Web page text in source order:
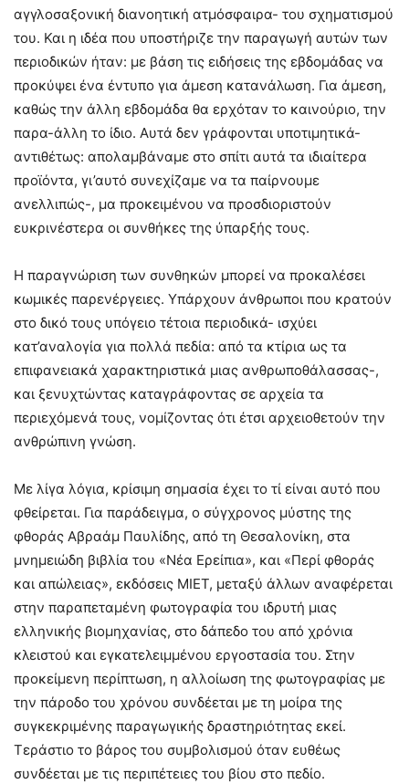
αγγλοσαξονική διανοητική ατμόσφαιρα- του σχηματισμού
του. Και η ιδέα που υποστήριζε την παραγωγή αυτών των
περιοδικών ήταν: με βάση τις ειδήσεις της εβδομάδας να
προκύψει ένα έντυπο για άμεση κατανάλωση. Για άμεση,
καθώς την άλλη εβδομάδα θα ερχόταν το καινούριο, την
παρα-άλλη το ίδιο. Αυτά δεν γράφονται υποτιμητικά-
αντιθέτως: απολαμβάναμε στο σπίτι αυτά τα ιδιαίτερα
προϊόντα, γι’αυτό συνεχίζαμε να τα παίρνουμε
ανελλιπώς-, μα προκειμένου να προσδιοριστούν
ευκρινέστερα οι συνθήκες της ύπαρξής τους.
Η παραγνώριση των συνθηκών μπορεί να προκαλέσει
κωμικές παρενέργειες. Υπάρχουν άνθρωποι που κρατούν
στο δικό τους υπόγειο τέτοια περιοδικά- ισχύει
κατ’αναλογία για πολλά πεδία: από τα κτίρια ως τα
επιφανειακά χαρακτηριστικά μιας ανθρωποθάλασσας-,
και ξενυχτώντας καταγράφοντας σε αρχεία τα
περιεχόμενά τους, νομίζοντας ότι έτσι αρχειοθετούν την
ανθρώπινη γνώση.
Με λίγα λόγια, κρίσιμη σημασία έχει το τί είναι αυτό που
φθείρεται. Για παράδειγμα, ο σύγχρονος μύστης της
φθοράς Αβραάμ Παυλίδης, από τη Θεσαλονίκη, στα
μνημειώδη βιβλία του «Νέα Ερείπια», και «Περί φθοράς
και απώλειας», εκδόσεις ΜΙΕΤ, μεταξύ άλλων αναφέρεται
στην παραπεταμένη φωτογραφία του ιδρυτή μιας
ελληνικής βιομηχανίας, στο δάπεδο του από χρόνια
κλειστού και εγκατελειμμένου εργοστασία του. Στην
προκείμενη περίπτωση, η αλλοίωση της φωτογραφίας με
την πάροδο του χρόνου συνδέεται με τη μοίρα της
συγκεκριμένης παραγωγικής δραστηριότητας εκεί.
Τεράστιο το βάρος του συμβολισμού όταν ευθέως
συνδέεται με τις περιπέτειες του βίου στο πεδίο.